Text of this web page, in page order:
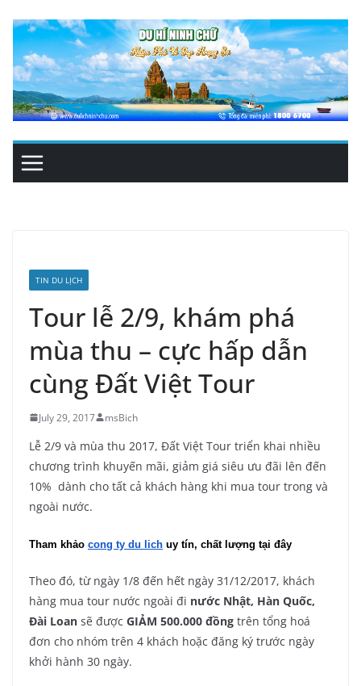
content
TIN DU LỊCH
Tour lễ 2/9, khám phá
mùa thu – cực hấp dẫn
cùng Đất Việt Tour
July 29, 2017 msBich
Lễ 2/9 và mùa thu 2017, Đất Việt Tour triển khai nhiều
chương trình khuyến mãi, giảm giá siêu ưu đãi lên đến
10% dành cho tất cả khách hàng khi mua tour trong và
ngoài nước.
Tham khảo cong ty du lich uy tín, chất lượng tại đây
Theo đó, từ ngày 1/8 đến hết ngày 31/12/2017, khách
hàng mua tour nước ngoài đi nước Nhật, Hàn Quốc,
Đài Loan sẽ được GIẢM 500.000 đồng trên tổng hoá
đơn cho nhóm trên 4 khách hoặc đăng ký trước ngày
khởi hành 30 ngày.